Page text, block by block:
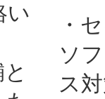
い
・
ソ
ス